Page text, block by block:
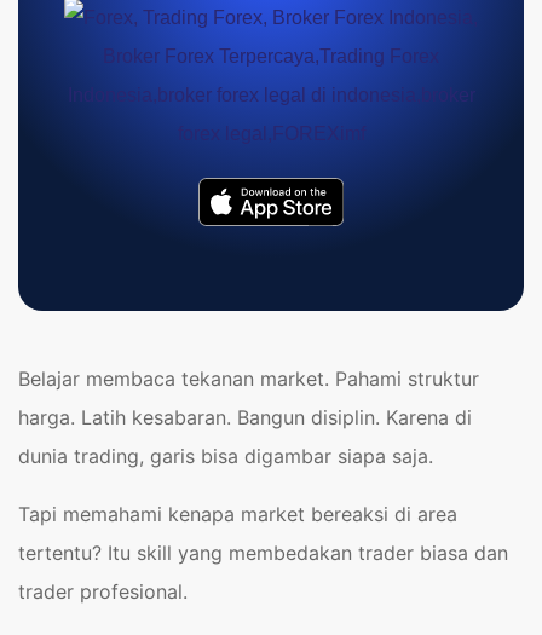
Belajar membaca tekanan market. Pahami struktur
harga. Latih kesabaran. Bangun disiplin. Karena di
dunia trading, garis bisa digambar siapa saja.
Tapi memahami kenapa market bereaksi di area
tertentu? Itu skill yang membedakan trader biasa dan
trader profesional.